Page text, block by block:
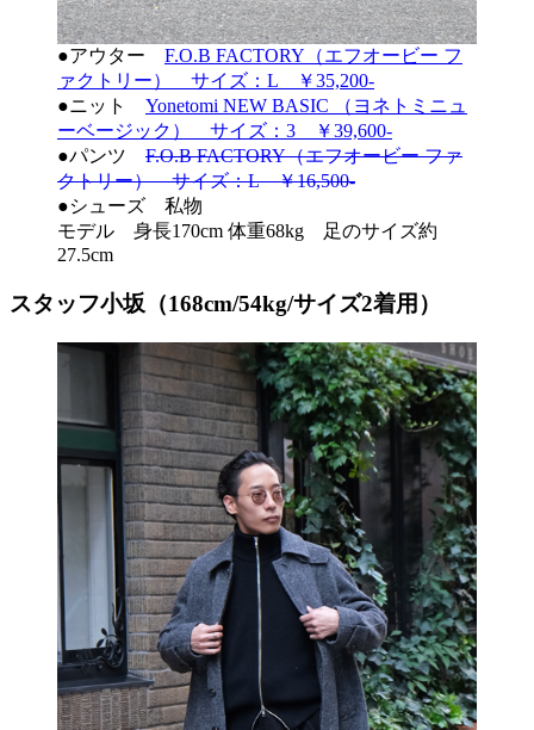
●アウター F.O.B FACTORY（エフオービー フ
ァクトリー） サイズ：L ￥35,200-
●ニット Yonetomi NEW BASIC （ヨネトミニュ
ーベージック） サイズ：3 ￥39,600-
●パンツ F.O.B FACTORY（エフオービー ファ
クトリー） サイズ：L ￥16,500-
●シューズ 私物
モデル 身長170cm 体重68kg 足のサイズ約
27.5cm
スタッフ小坂（168cm/54kg/サイズ2着用）